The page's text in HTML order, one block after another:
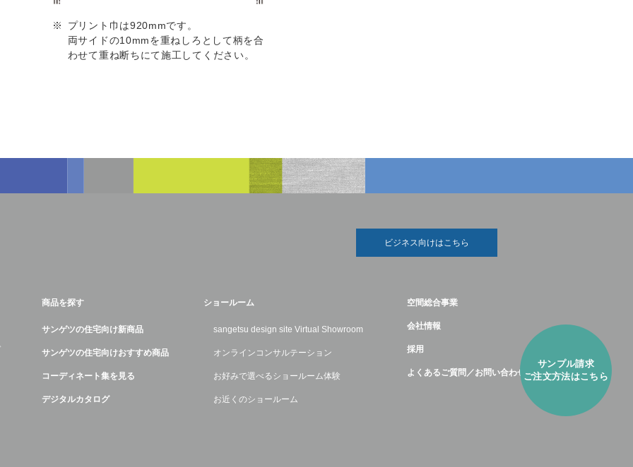
プリント巾は920mmです。
両サイドの10mmを重ねしろとして柄を合
わせて重ね断ちにて施工してください。
サンプル請求
ご注⽂方法はこちら
ビジネス向けはこちら
商品を探す
サンゲツの住宅向け新商品
サンゲツの住宅向けおすすめ商品
コーディネート集を見る
デジタルカタログ
ショールーム
sangetsu design site Virtual Showroom
オンラインコンサルテーション
お好みで選べるショールーム体験
お近くのショールーム
空間総合事業
会社情報
採用
よくあるご質問／お問い合わせ